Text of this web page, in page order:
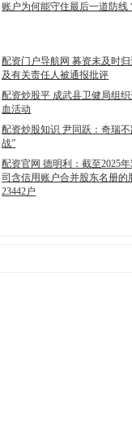
账户为何能守住最后一道防线
配资门户导航网 募资未及时
及有关责任人被通报批评
配资炒股平 成武县卫健局组
血活动
配资炒股知识 尹同跃：奇瑞
战”
配资官网 德明利：截至2025
司含信用账户合并股东名册的
23442户